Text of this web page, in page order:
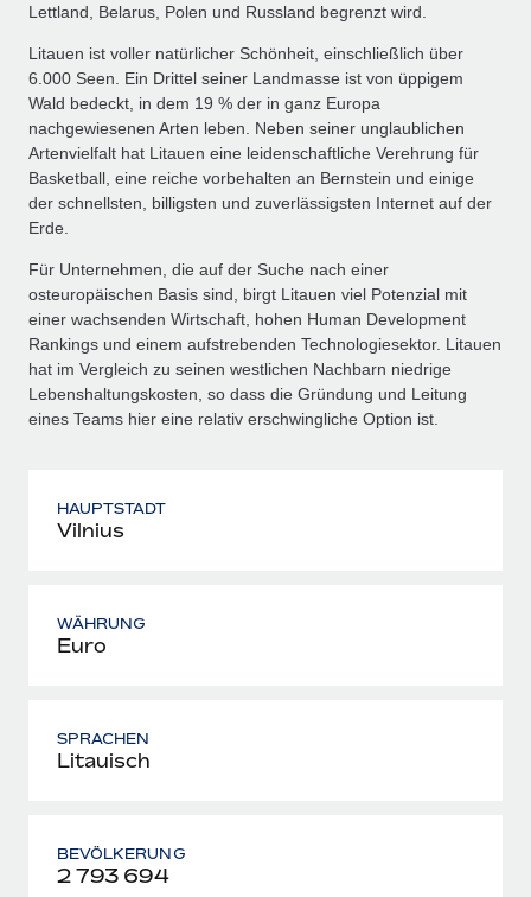
Lettland, Belarus, Polen und Russland begrenzt wird.
Litauen ist voller natürlicher Schönheit, einschließlich über
6.000 Seen. Ein Drittel seiner Landmasse ist von üppigem
Wald bedeckt, in dem 19 % der in ganz Europa
nachgewiesenen Arten leben. Neben seiner unglaublichen
Artenvielfalt hat Litauen eine leidenschaftliche Verehrung für
Basketball, eine reiche vorbehalten an Bernstein und einige
der schnellsten, billigsten und zuverlässigsten Internet auf der
Erde.
Für Unternehmen, die auf der Suche nach einer
osteuropäischen Basis sind, birgt Litauen viel Potenzial mit
einer wachsenden Wirtschaft, hohen Human Development
Rankings und einem aufstrebenden Technologiesektor. Litauen
hat im Vergleich zu seinen westlichen Nachbarn niedrige
Lebenshaltungskosten, so dass die Gründung und Leitung
eines Teams hier eine relativ erschwingliche Option ist.
HAUPTSTADT
Vilnius
WÄHRUNG
Euro
SPRACHEN
Litauisch
BEVÖLKERUNG
2 793 694